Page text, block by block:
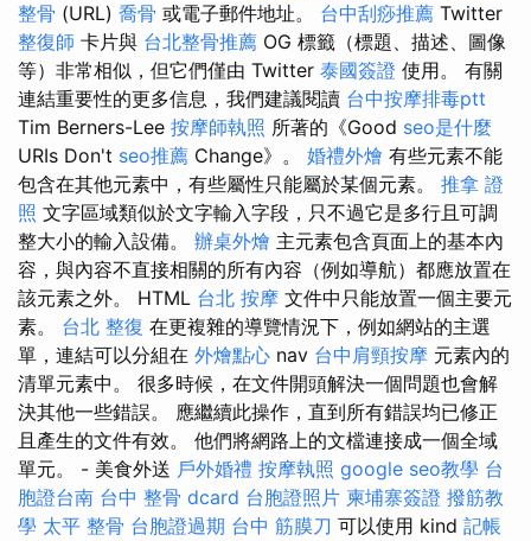
整骨 (URL) 喬骨 或電子郵件地址。 台中刮痧推薦 Twitter
整復師 卡片與 台北整骨推薦 OG 標籤（標題、描述、圖像
等）非常相似，但它們僅由 Twitter 泰國簽證 使用。 有關
連結重要性的更多信息，我們建議閱讀 台中按摩排毒ptt
Tim Berners-Lee 按摩師執照 所著的《Good seo是什麼
URIs Don't seo推薦 Change》。 婚禮外燴 有些元素不能
包含在其他元素中，有些屬性只能屬於某個元素。 推拿 證
照 文字區域類似於文字輸入字段，只不過它是多行且可調
整大小的輸入設備。 辦桌外燴 主元素包含頁面上的基本內
容，與內容不直接相關的所有內容（例如導航）都應放置在
該元素之外。 HTML 台北 按摩 文件中只能放置一個主要元
素。 台北 整復 在更複雜的導覽情況下，例如網站的主選
單，連結可以分組在 外燴點心 nav 台中肩頸按摩 元素內的
清單元素中。 很多時候，在文件開頭解決一個問題也會解
決其他一些錯誤。 應繼續此操作，直到所有錯誤均已修正
且產生的文件有效。 他們將網路上的文檔連接成一個全域
單元。 - 美食外送 戶外婚禮 按摩執照 google seo教學 台
胞證台南 台中 整骨 dcard 台胞證照片 柬埔寨簽證 撥筋教
學 太平 整骨 台胞證過期 台中 筋膜刀 可以使用 kind 記帳